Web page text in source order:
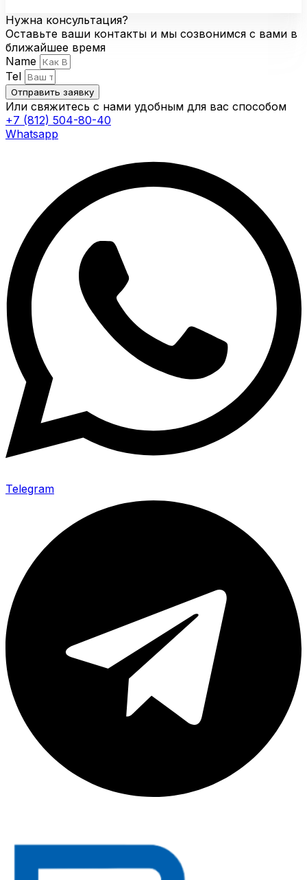
Нужна консультация?
Оставьте ваши контакты и мы созвонимся с вами в
ближайшее время
Name
Tel
Отправить заявку
Или свяжитесь с нами удобным для вас способом
+7 (812) 504-80-40
Whatsapp
Telegram